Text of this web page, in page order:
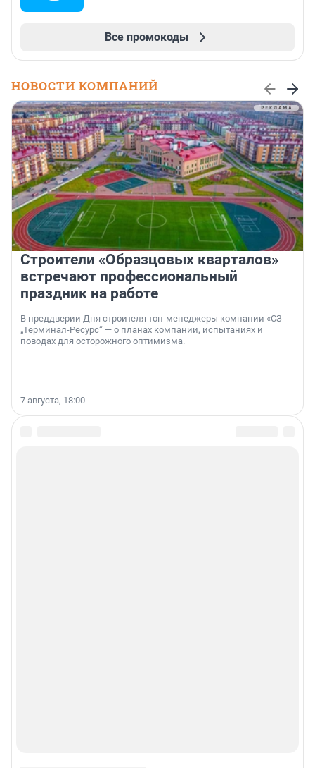
Все промокоды
НОВОСТИ КОМПАНИЙ
Строители «Образцовых кварталов»
встречают профессиональный
праздник на работе
В преддверии Дня строителя топ-менеджеры компании «СЗ
„Терминал-Ресурс“ — о планах компании, испытаниях и
поводах для осторожного оптимизма.
7 августа, 18:00